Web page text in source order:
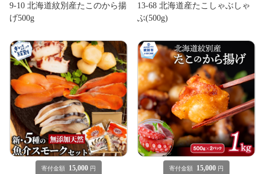
9-10 北海道紋別産たこのから揚
げ500g
13-68 北海道産たこしゃぶしゃ
ぶ(500g)
寄付金額 15,000 円 寄付金額 15,000 円